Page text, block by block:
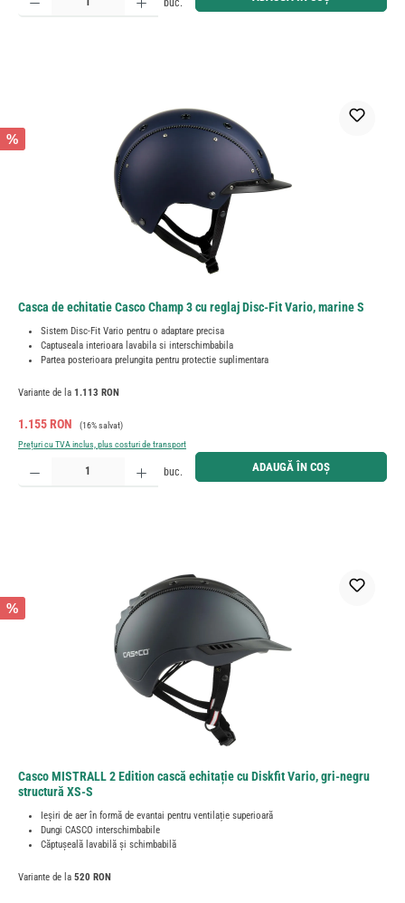
%
Casca de echitatie Casco Champ 3 cu reglaj Disc-Fit Vario, marine S
Sistem Disc-Fit Vario pentru o adaptare precisa
Captuseala interioara lavabila si interschimbabila
Partea posterioara prelungita pentru protectie suplimentara
Variante de la 1.113 RON
Preț de vânzare:
1.155 RON Preț obișnuit:
(16% salvat)
Prețuri cu TVA inclus, plus costuri de transport
Cantitate produs: Introduceți cantitatea dorită sau utilizați butoanele pentru a mări sau micșora
buc. ADAUGĂ ÎN COȘ
%
Casco MISTRALL 2 Edition cască echitație cu Diskfit Vario, gri-negru
structură XS-S
Ieșiri de aer în formă de evantai pentru ventilație superioară
Dungi CASCO interschimbabile
Căptușeală lavabilă și schimbabilă
Variante de la 520 RON